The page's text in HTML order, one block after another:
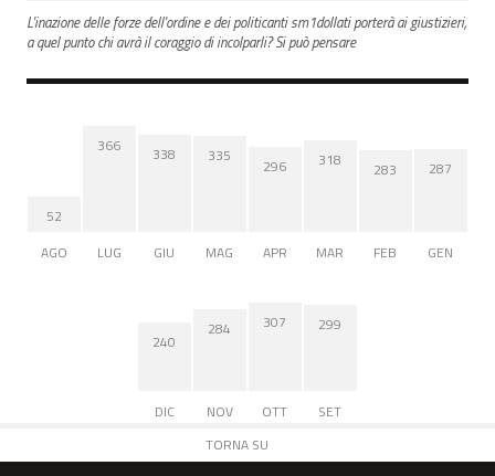
L'inazione delle forze dell'ordine e dei politicanti sm1dollati porterà ai giustizieri,
a quel punto chi avrà il coraggio di incolparli? Si può pensare
52
AGO
366
LUG
338
GIU
335
MAG
296
APR
318
MAR
283
FEB
287
GEN
240
DIC
284
NOV
307
OTT
299
SET
TORNA SU